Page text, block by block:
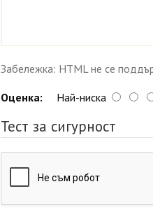
Забележка: HTML не се
Оценка: Най-ниска
Тест за сигурност